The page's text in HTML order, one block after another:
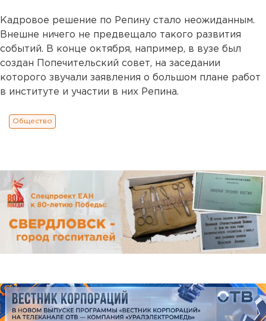
Кадровое решение по Репину стало неожиданным.
Внешне ничего не предвещало такого развития
событий. В конце октября, например, в вузе был
создан Попечительский совет, на заседании
которого звучали заявления о большом плане работ
в институте и участии в них Репина.
Общество